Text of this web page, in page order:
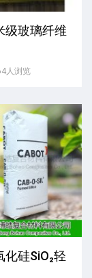
级玻璃纤维
人浏览
化硅SiO₂轻